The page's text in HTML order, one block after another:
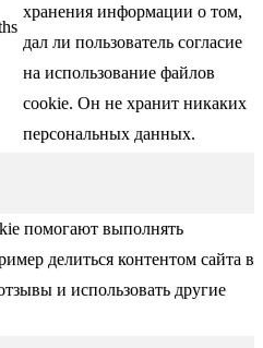
хранения информации о том,
дал ли пользователь согласие
на использование файлов
cookie. Он не хранит никаких
персональных данных.
помогают выполнять
делиться контентом сайта в
и использовать другие